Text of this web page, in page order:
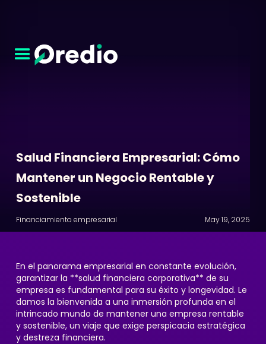
Salud Financiera Empresarial: Cómo
Mantener un Negocio Rentable y
Sostenible
Financiamiento empresarial May 19, 2025
En el panorama empresarial en constante evolución,
garantizar la **salud financiera corporativa** de su
empresa es fundamental para su éxito y longevidad. Le
damos la bienvenida a una inmersión profunda en el
intrincado mundo de mantener una empresa rentable
y sostenible, un viaje que exige perspicacia estratégica
y destreza financiera.